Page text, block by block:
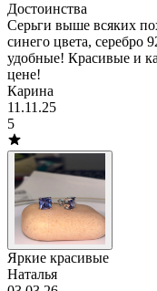
Достоинства
Серьги выше всяких
синего цвета, серебро
удобные! Красивые и
цене!
Карина
11.11.25
5
Яркие красивые
Наталья